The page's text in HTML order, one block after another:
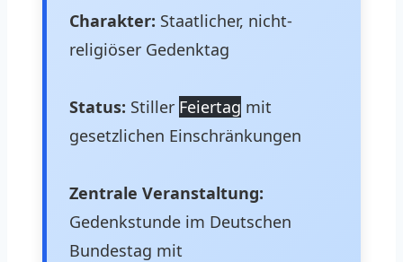
Charakter: Staatlicher, nicht-
religiöser Gedenktag
Status: Stiller Feiertag mit
gesetzlichen Einschränkungen
Zentrale Veranstaltung:
Gedenkstunde im Deutschen
Bundestag mit